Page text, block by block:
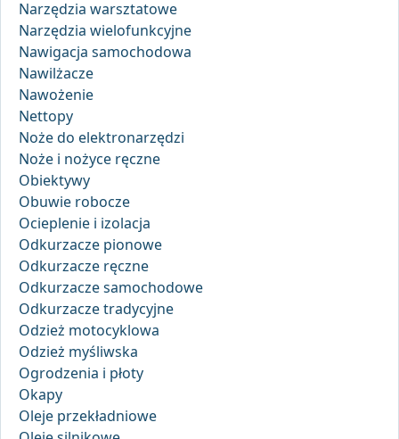
Narzędzia warsztatowe
Narzędzia wielofunkcyjne
Nawigacja samochodowa
Nawilżacze
Nawożenie
Nettopy
Noże do elektronarzędzi
Noże i nożyce ręczne
Obiektywy
Obuwie robocze
Ocieplenie i izolacja
Odkurzacze pionowe
Odkurzacze ręczne
Odkurzacze samochodowe
Odkurzacze tradycyjne
Odzież motocyklowa
Odzież myśliwska
Ogrodzenia i płoty
Okapy
Oleje przekładniowe